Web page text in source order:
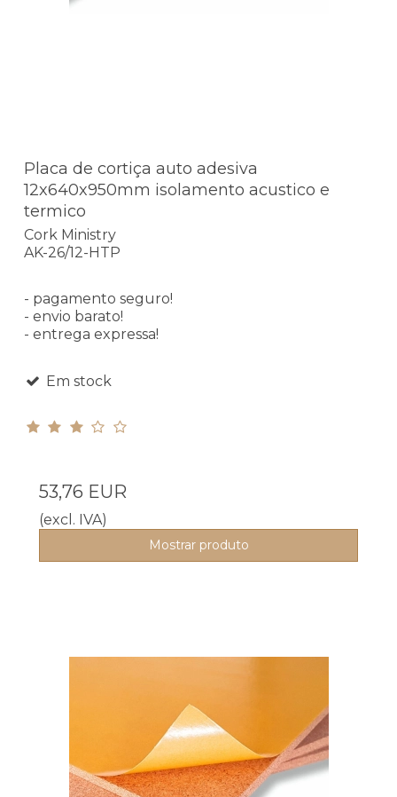
Placa de cortiça auto adesiva
12x640x950mm isolamento acustico e
termico
Cork Ministry
AK-26/12-HTP
- pagamento seguro!
- envio barato!
- entrega expressa!
Em stock
53,76 EUR
(excl. IVA)
Mostrar produto